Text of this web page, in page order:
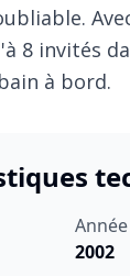
8 invités
à bord.
Année
2002